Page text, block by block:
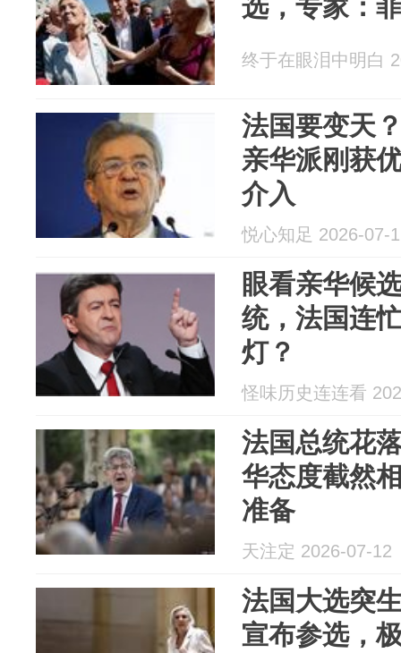
选，专家：
终于在眼泪中明白
法国要变天
亲华派刚获
介入
悦心知足 2026-07-
眼看亲华候
统，法国连
灯？
怪味历史连连看
法国总统花
华态度截然
准备
天注定 2026-07-12
法国大选突
宣布参选，